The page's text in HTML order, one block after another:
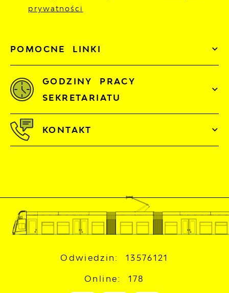
POMOCNE LINKI
prywatności
GODZINY PRACY
SEKRETARIATU
KONTAKT
Odwiedzin: 13576121
Online: 178